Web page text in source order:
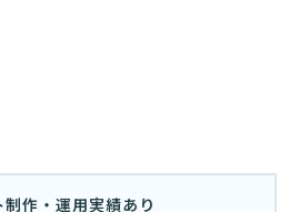
作・運用実績あり